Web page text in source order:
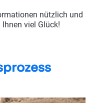
nützlich und
viel Glück!